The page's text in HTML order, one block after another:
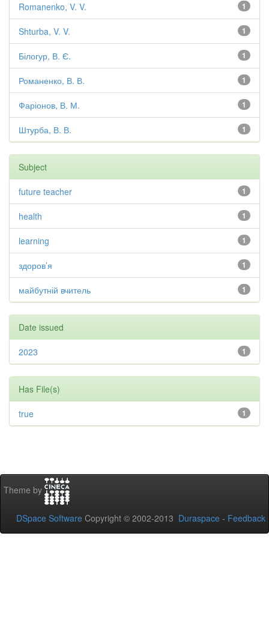
1
Romanenko, V. V.
1
Shturba, V. V.
1
Білогур, В. Є.
1
Романенко, В. В.
1
Фаріонов, В. М.
1
Штурба, В. В.
Subject
1
future teacher
1
health
1
learning
1
здоров’я
1
майбутній вчитель
Date issued
1
2023
Has File(s)
1
true
Theme by
DSpace Software Copyright © 2002-2013 Duraspace - Feedback